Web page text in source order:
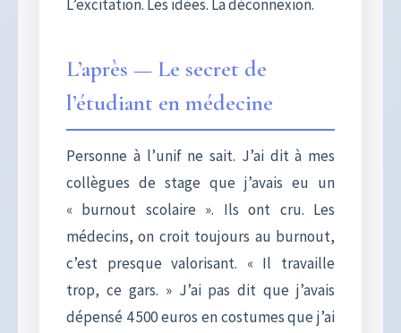
L’excitation. Les idées. La déconnexion.
L’après — Le secret de
l’étudiant en médecine
Personne à l’unif ne sait. J’ai dit à mes
collègues de stage que j’avais eu un
« burnout scolaire ». Ils ont cru. Les
médecins, on croit toujours au burnout,
c’est presque valorisant. « Il travaille
trop, ce gars. » J’ai pas dit que j’avais
dépensé 4 500 euros en costumes que j’ai